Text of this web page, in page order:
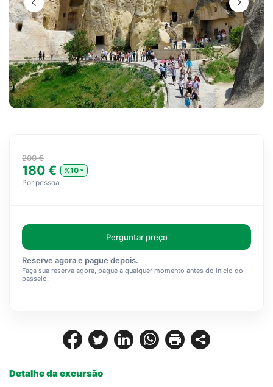
Detalhe da excursão
200 €
180 €
%10
Por pessoa
Perguntar preço
Reserve agora e pague depois.
Faça sua reserva agora, pague a qualquer momento antes do início do
passeio.